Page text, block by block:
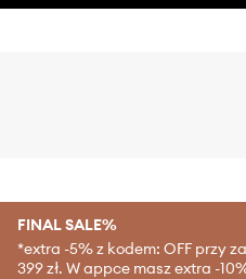
FINAL SALE%
*extra -5% z kodem: OFF przy
399 zł. W appce masz extra -